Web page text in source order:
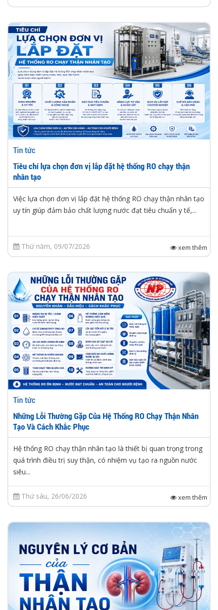
Tin tức
Tiêu chí lựa chọn đơn vị lắp đặt hệ thống RO chạy thận
nhân tạo
Việc lựa chọn đơn vị lắp đặt hệ thống RO chạy thận nhân tạo
uy tín giúp đảm bảo chất lượng nước đạt tiêu chuẩn y tế,...
Thứ năm, 09/07/2026 xem thêm
Tin tức
Những Lỗi Thường Gặp Của Hệ Thống RO Chạy Thận Nhân
Tạo Và Cách Khắc Phục
Hệ thống RO chạy thận nhân tạo là thiết bị quan trọng trong
quá trình điều trị suy thận, có nhiệm vụ tạo ra nguồn nước
siêu...
Thứ sáu, 26/06/2026 xem thêm